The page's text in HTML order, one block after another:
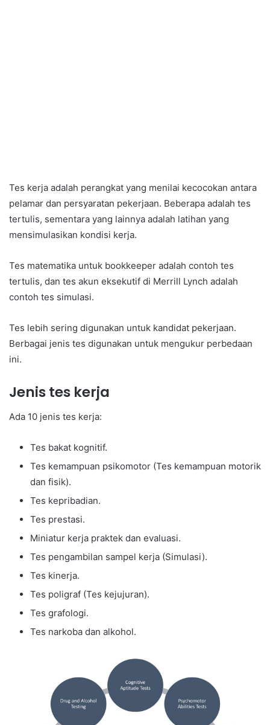
Tes kerja adalah perangkat yang menilai kecocokan antara
pelamar dan persyaratan pekerjaan. Beberapa adalah tes
tertulis, sementara yang lainnya adalah latihan yang
mensimulasikan kondisi kerja.
Tes matematika untuk bookkeeper adalah contoh tes
tertulis, dan tes akun eksekutif di Merrill Lynch adalah
contoh tes simulasi.
Tes lebih sering digunakan untuk kandidat pekerjaan.
Berbagai jenis tes digunakan untuk mengukur perbedaan
ini.
Jenis tes kerja
Ada 10 jenis tes kerja:
Tes bakat kognitif.
Tes kemampuan psikomotor (Tes kemampuan motorik
dan fisik).
Tes kepribadian.
Tes prestasi.
Miniatur kerja praktek dan evaluasi.
Tes pengambilan sampel kerja (Simulasi).
Tes kinerja.
Tes poligraf (Tes kejujuran).
Tes grafologi.
Tes narkoba dan alkohol.